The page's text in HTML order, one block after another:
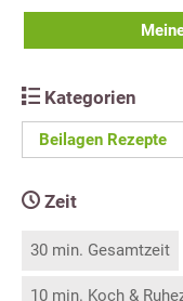
Kategorien
Beilagen Rezepte
Zeit
30 min. Gesamtzeit
10 min. Koch &